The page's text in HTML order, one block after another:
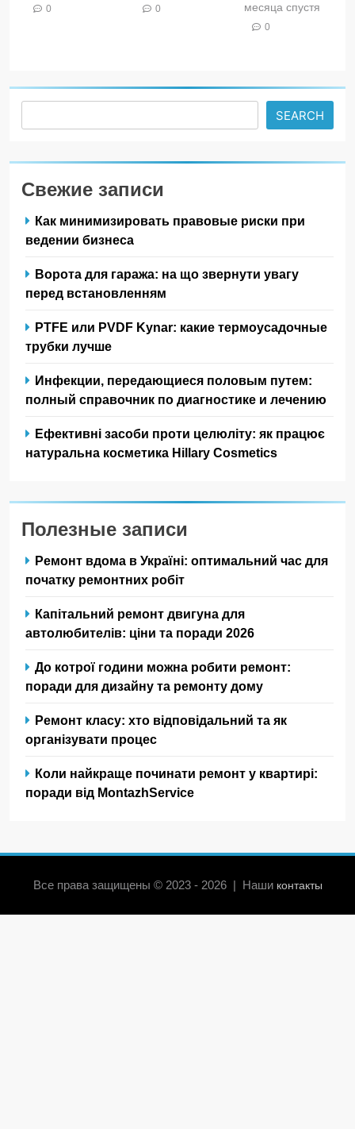
0 0 месяца спустя
0
SEARCH
Свежие записи
Как минимизировать правовые риски при
ведении бизнеса
Ворота для гаража: на що звернути увагу
перед встановленням
PTFE или PVDF Kynar: какие термоусадочные
трубки лучше
Инфекции, передающиеся половым путем:
полный справочник по диагностике и лечению
Ефективні засоби проти целюліту: як працює
натуральна косметика Hillary Cosmetics
Полезные записи
Ремонт вдома в Україні: оптимальний час для
початку ремонтних робіт
Капітальний ремонт двигуна для
автолюбителів: ціни та поради 2026
До котрої години можна робити ремонт:
поради для дизайну та ремонту дому
Ремонт класу: хто відповідальний та як
організувати процес
Коли найкраще починати ремонт у квартирі:
поради від MontazhService
Все права защищены © 2023 - 2026 | Наши контакты